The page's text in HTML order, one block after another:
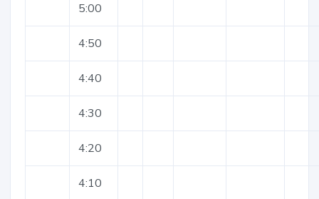
5:00
4:50
4:40
4:30
4:20
4:10